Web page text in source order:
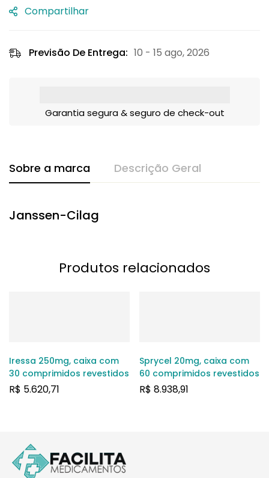
Compartilhar
Previsão De Entrega: 10 - 15 ago, 2026
Garantia segura & seguro de check-out
Sobre a marca Descrição Geral
Janssen-Cilag
Produtos relacionados
Iressa 250mg, caixa com
30 comprimidos revestidos
R$ 5.620,71
Sprycel 20mg, caixa com
60 comprimidos revestidos
R$ 8.938,91